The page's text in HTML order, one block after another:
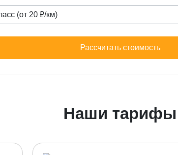
Рассчитать стоимость
Наши тарифы